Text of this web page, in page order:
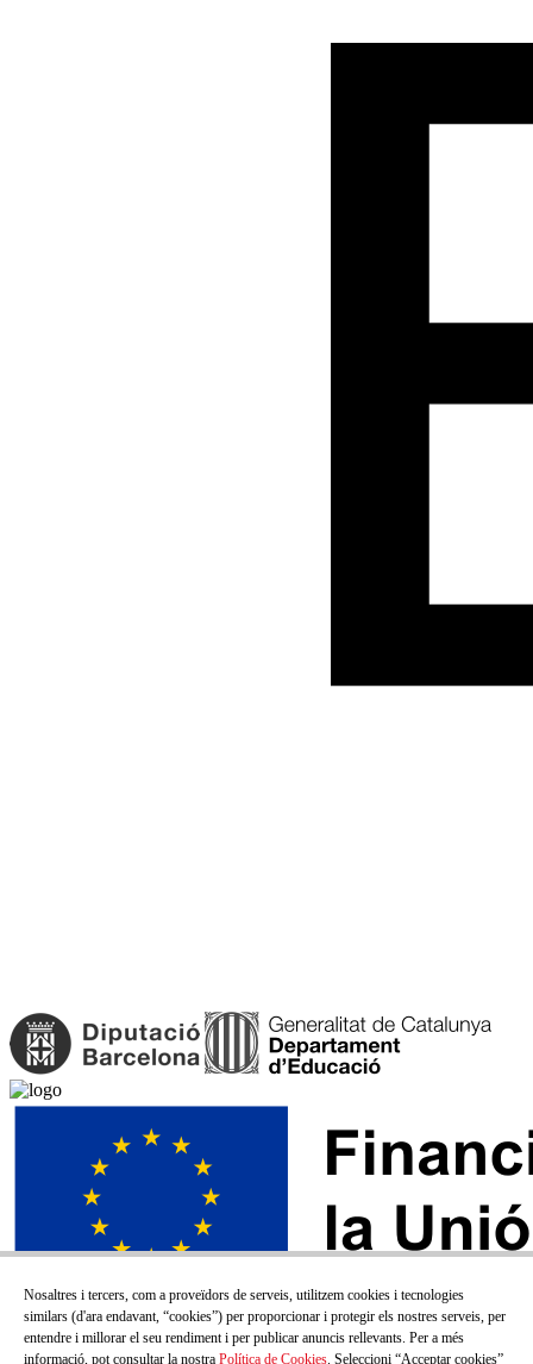
Nosaltres i tercers, com a proveïdors de serveis, utilitzem cookies i tecnologies
similars (d'ara endavant, “cookies”) per proporcionar i protegir els nostres serveis, per
entendre i millorar el seu rendiment i per publicar anuncis rellevants. Per a més
informació, pot consultar la nostra Política de Cookies. Seleccioni “Acceptar cookies”